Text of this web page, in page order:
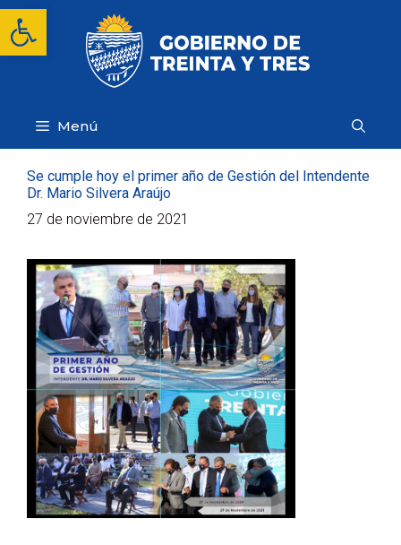
Abrir barra de herramientas
Saltar
contenido
Menú
Se cumple hoy el primer año de Gestión del Intendente
Dr. Mario Silvera Araújo
27 de noviembre de 2021